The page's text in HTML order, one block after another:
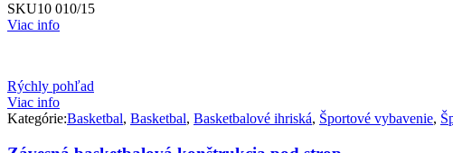
SKU10 010/15
Viac info
Rýchly pohľad
Viac info
Kategórie:Basketbal, Basketbal, Basketbalové ihriská, Športové vybavenie,